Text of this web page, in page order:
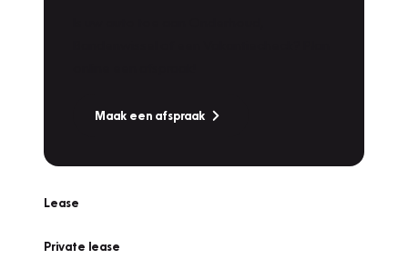
Maak een afspraak
Lease
Private lease